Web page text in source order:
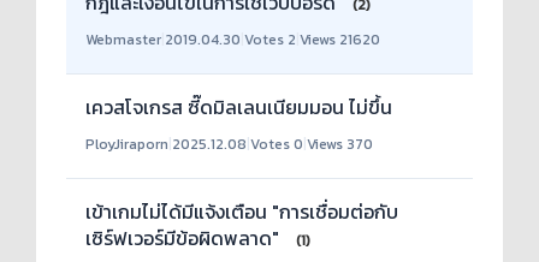
(2)
Webmaster 2019.04.30 Votes 2 Views 21620
เควสโจเกรส ซี๊ดมิลเลนเนียมมอน ไม่ขึ้น
PloyJiraporn|2025.12.08|Votes 0|Views 370
เข้าเกมไม่ได้มีแจ้งเตือน "การเชื่อมต่อกับ
เซิร์ฟเวอร์มีข้อผิดพลาด"
(1)